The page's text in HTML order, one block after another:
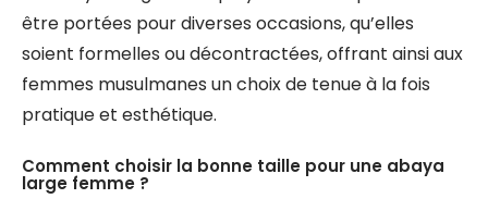
être portées pour diverses occasions, qu’elles
soient formelles ou décontractées, offrant ainsi aux
femmes musulmanes un choix de tenue à la fois
pratique et esthétique.
Comment choisir la bonne taille pour une abaya
large femme ?